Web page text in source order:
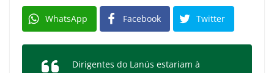
WhatsApp Facebook Twitter
Dirigentes do Lanús estariam à